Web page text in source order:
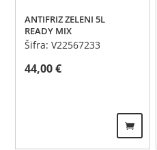
ANTIFRIZ ZELENI 5L
READY MIX
Šifra: V22567233
44,00€